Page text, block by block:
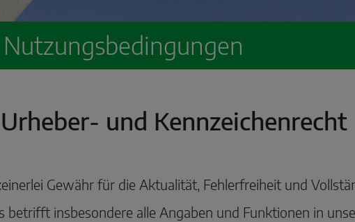
Nutzungsbedingungen
und Kennzeichenrecht
Gewähr für die Aktualität, Fehlerfreiheit und
betrifft insbesondere alle Angaben und Funktionen in